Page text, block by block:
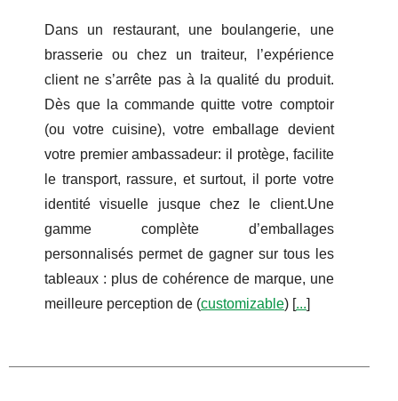
Dans un restaurant, une boulangerie, une
brasserie ou chez un traiteur, l’expérience
client ne s’arrête pas à la qualité du produit.
Dès que la commande quitte votre comptoir
(ou votre cuisine), votre emballage devient
votre premier ambassadeur: il protège, facilite
le transport, rassure, et surtout, il porte votre
identité visuelle jusque chez le client.Une
gamme complète d’emballages
personnalisés permet de gagner sur tous les
tableaux : plus de cohérence de marque, une
meilleure perception de (customizable) [...]